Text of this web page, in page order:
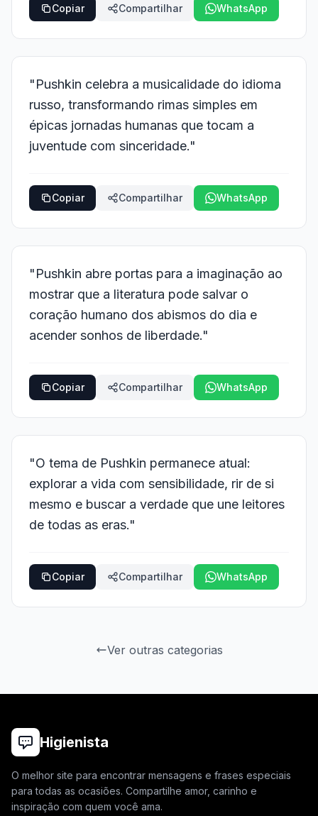
Copiar Compartilhar WhatsApp
"Pushkin celebra a musicalidade do idioma
russo, transformando rimas simples em
épicas jornadas humanas que tocam a
juventude com sinceridade."
Copiar Compartilhar WhatsApp
"Pushkin abre portas para a imaginação ao
mostrar que a literatura pode salvar o
coração humano dos abismos do dia e
acender sonhos de liberdade."
Copiar Compartilhar WhatsApp
"O tema de Pushkin permanece atual:
explorar a vida com sensibilidade, rir de si
mesmo e buscar a verdade que une leitores
de todas as eras."
Copiar Compartilhar WhatsApp
Ver outras categorias
Higienista
O melhor site para encontrar mensagens e frases especiais
para todas as ocasiões. Compartilhe amor, carinho e
inspiração com quem você ama.